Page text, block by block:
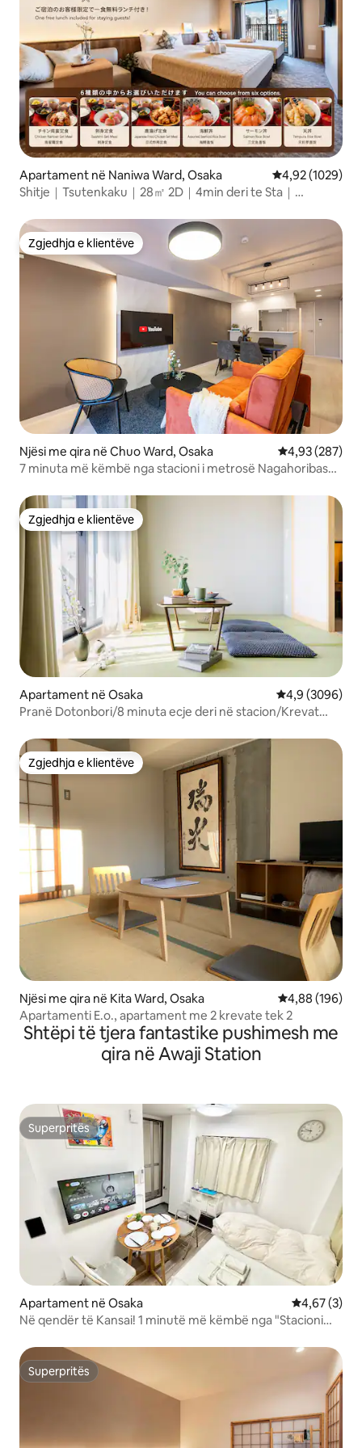
Apartament në Naniwa Ward, Osaka Vlerësimi
4,92 (1029)
Shitje｜Tsutenkaku｜28㎡ 2D｜4min deri te Sta｜
Zgjedhja e klientëve
Zgjedhja e klientëve
Njësi me qira në Chuo Ward, Osaka Vlerësimi
4,93 (287)
7 minuta më këmbë nga stacioni i metrosë Nagahoribashi
apartament me 2 dhoma gjumi
Zgjedhja e klientëve
Zgjedhja e klientëve
Apartament në Osaka Vlerësimi
4,9 (3096)
Pranë Dotonbori/8 minuta ecje deri në stacion/Krevat
Zgjedhja e klientëve
Zgjedhja e klientëve
Njësi me qira në Kita Ward, Osaka Vlerësimi
4,88 (196)
Apartamenti E.o., apartament me 2 krevate tek 2
Shtëpi të tjera fantastike pushimesh me
qira në Awaji Station
Superpritës
Superpritës
Apartament në Osaka Vlerësimi
4,67 (3)
Në qendër të Kansai! 1 minutë më këmbë nga "Stacioni
Ngjitur me rrugën tregtare Showa Retro‼ Mirëpresim
qëndrime afatgjata!
Superpritës
Superpritës